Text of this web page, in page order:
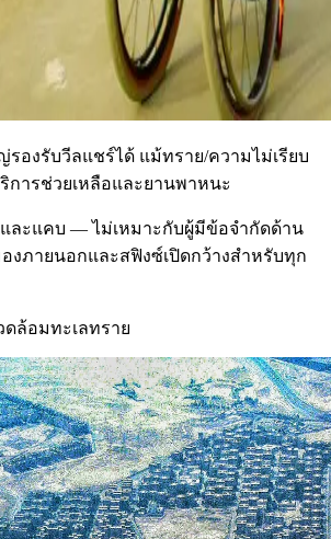
องรับวีลแชร์ได้ แม้ทราย/ความไม่เรียบ
การช่วยเหลือและยานพาหนะ
ละแคบ — ไม่เหมาะกับผู้มีข้อจำกัดด้าน
งภายนอกและสฟิงซ์เปิดกว้างสำหรับทุก
ล้อมทะเลทราย